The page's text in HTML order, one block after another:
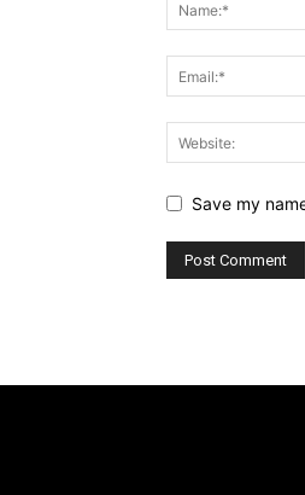
Save my